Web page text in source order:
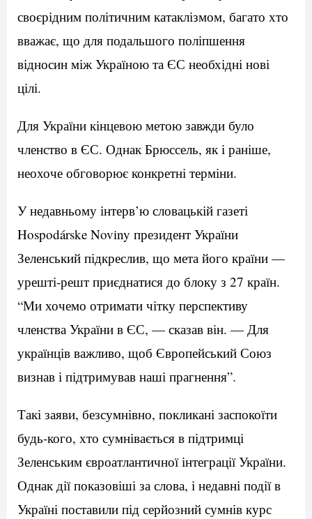
своєрідним політичним катаклізмом, багато хто
вважає, що для подальшого поліпшення
відносин між Україною та ЄС необхідні нові
цілі.
Для України кінцевою метою завжди було
членство в ЄС. Однак Брюссель, як і раніше,
неохоче обговорює конкретні терміни.
У недавньому інтерв’ю словацькій газеті
Hospodárske Noviny президент України
Зеленський підкреслив, що мета його країни —
урешті-решт приєднатися до блоку з 27 країн.
“Ми хочемо отримати чітку перспективу
членства України в ЄС, — сказав він. — Для
українців важливо, щоб Європейський Союз
визнав і підтримував наші прагнення”.
Такі заяви, безсумнівно, покликані заспокоїти
будь-кого, хто сумнівається в підтримці
Зеленським євроатлантичної інтеграції України.
Однак дії показовіші за слова, і недавні події в
Україні поставили під серйозний сумнів курс